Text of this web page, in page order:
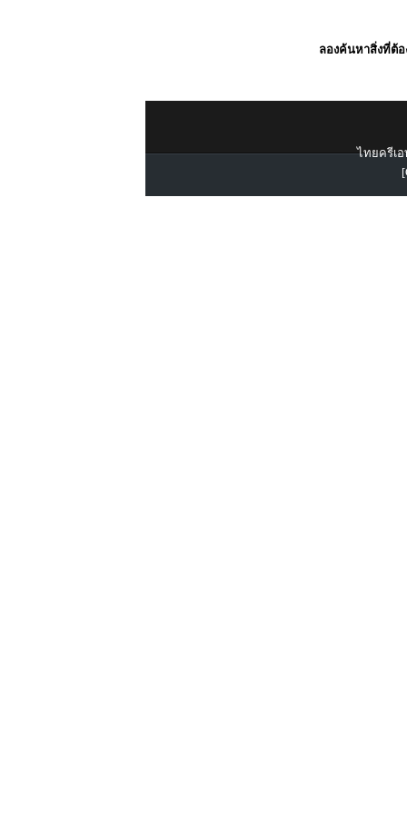
ลองค้นหาสิ่งที่ต้อ
ไทยครีเอ
[